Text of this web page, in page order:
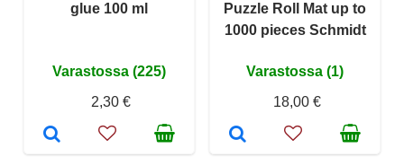
glue 100 ml
Varastossa (225)
2,30 €
Puzzle Roll Mat up to
1000 pieces Schmidt
Varastossa (1)
18,00 €